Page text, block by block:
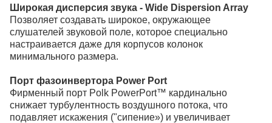
Широкая дисперсия звука - Wide Dispersion Array
Позволяет создавать широкое, окружающее
слушателей звуковой поле, которое специально
настраивается даже для корпусов колонок
минимального размера.
Порт фазоинвертора Power Port
Фирменный порт Polk PowerPort™ кардинально
снижает турбулентность воздушного потока, что
подавляет искажения ("сипение») и увеличивает